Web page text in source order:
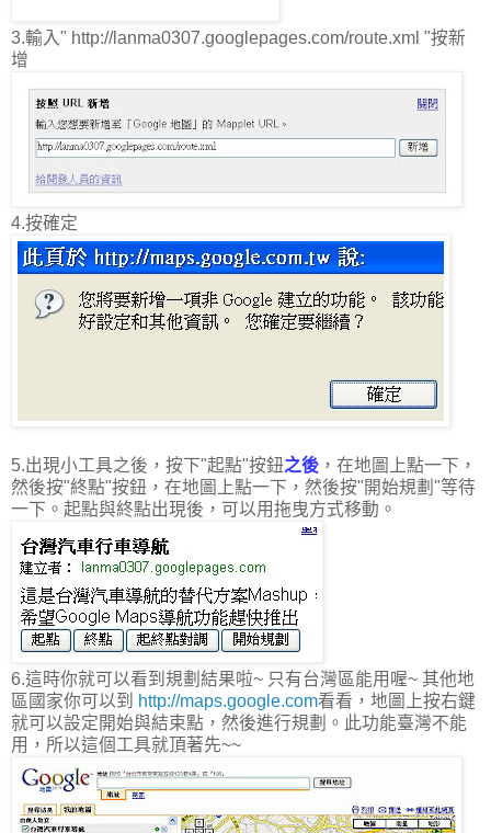
3.輸入" http://lanma0307.googlepages.com/route.xml "按新
增
4.按確定
5.出現小工具之後，按下"起點"按鈕之後 ，在地圖上點一下，
然後按"終點"按鈕，在地圖上點一下，然後按"開始規劃"等待
一下。起點與終點出現後，可以用拖曳方式移動。
6.這時你就可以看到規劃結果啦~ 只有台灣區能用喔~ 其他地
區國家你可以到 http://maps.google.com看看，地圖上按右鍵
就可以設定開始與結束點，然後進行規劃。此功能臺灣不能
用，所以這個工具就頂著先~~